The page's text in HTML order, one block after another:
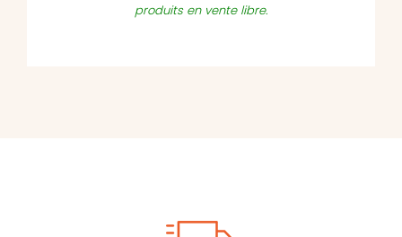
produits en vente libre.